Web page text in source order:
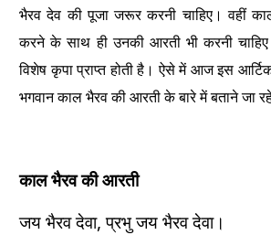
भैरव देव की पूजा जरूर करनी चाहिए। वहीं
करने के साथ ही उनकी आरती भी करनी
विशेष कृपा प्राप्त होती है। ऐसे में आज इस
भगवान काल भैरव की आरती के बारे में बताने जा
काल भैरव की आरती
जय भैरव देवा, प्रभु जय भैरव देवा।